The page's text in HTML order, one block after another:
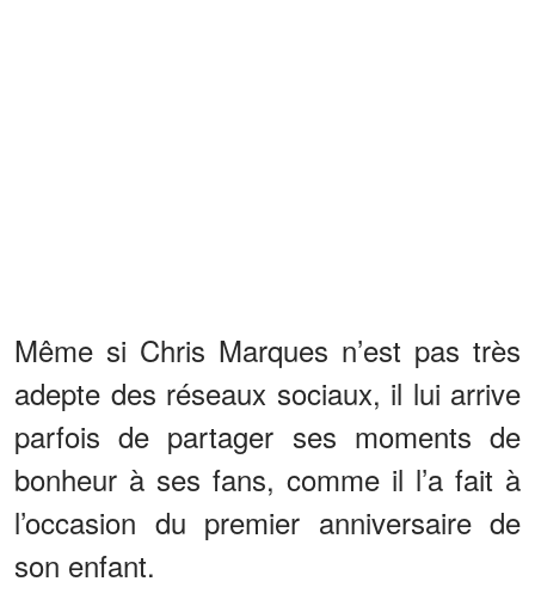
Même si Chris Marques n’est pas très
adepte des réseaux sociaux, il lui arrive
parfois de partager ses moments de
bonheur à ses fans, comme il l’a fait à
l’occasion du premier anniversaire de
son enfant.